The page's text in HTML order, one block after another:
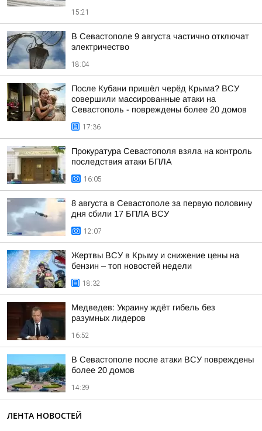
15:21
В Севастополе 9 августа частично отключат
электричество
18:04
После Кубани пришёл черёд Крыма? ВСУ
совершили массированные атаки на
Севастополь - повреждены более 20 домов
17:36
Прокуратура Севастополя взяла на контроль
последствия атаки БПЛА
16:05
8 августа в Севастополе за первую половину
дня сбили 17 БПЛА ВСУ
12:07
Жертвы ВСУ в Крыму и снижение цены на
бензин – топ новостей недели
18:32
Медведев: Украину ждёт гибель без
разумных лидеров
16:52
В Севастополе после атаки ВСУ повреждены
более 20 домов
14:39
ЛЕНТА НОВОСТЕЙ